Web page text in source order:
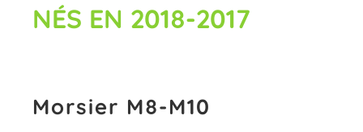
NÉS EN 2018-2017
Morsier M8-M10